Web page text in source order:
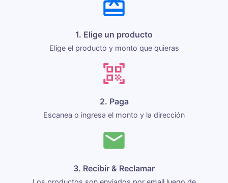
1. Elige un producto
Elige el producto y monto que quieras
2. Paga
Escanea o ingresa el monto y la dirección
3. Recibir & Reclamar